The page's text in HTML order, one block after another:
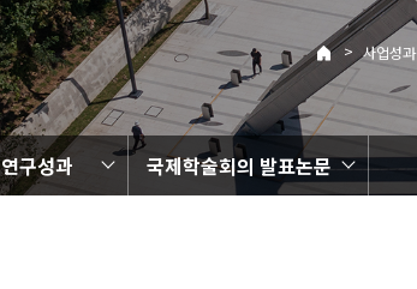
> 사업성과
연구성과 국제학술회의 발표논문